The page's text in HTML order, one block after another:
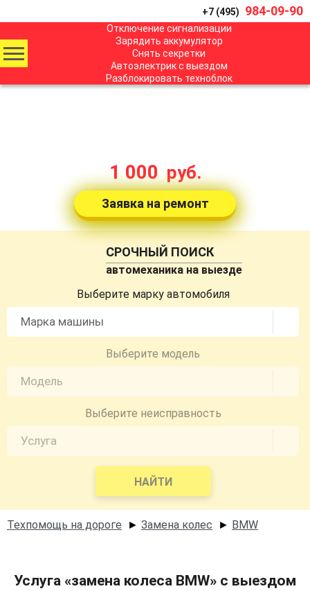
+7 (495) 984-09-90
Отключение сигнализации
Зарядить аккумулятор
Снять секретки
Автоэлектрик с выездом
Разблокировать техноблок
1 000руб.
Заявка на ремонт
СРОЧНЫЙ ПОИСК
автомеханика на выезде
Выберите марку автомобиля
Выберите модель
Выберите неисправность
НАЙТИ
Техпомощь на дороге ► Замена колес ► BMW
Услуга «замена колеса BMW» с выездом